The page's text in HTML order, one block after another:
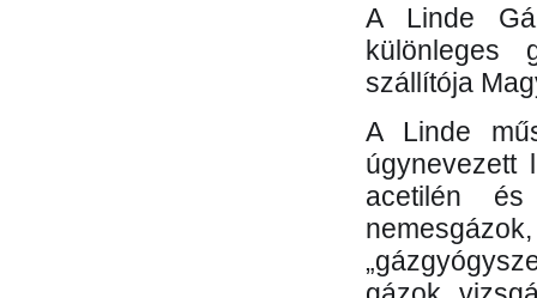
A Linde
különleges
szállítója
A Linde
úgynevezett
acetilén és